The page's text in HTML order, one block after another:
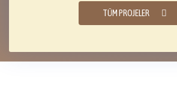
TÜM PROJELER